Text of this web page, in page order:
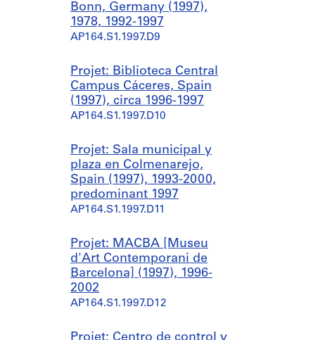
Bonn, Germany (1997),
1978, 1992-1997
AP164.S1.1997.D9
Projet: Biblioteca Central
Campus Cáceres, Spain
(1997), circa 1996-1997
AP164.S1.1997.D10
Projet: Sala municipal y
plaza en Colmenarejo,
Spain (1997), 1993-2000,
predominant 1997
AP164.S1.1997.D11
Projet: MACBA [Museu
d'Art Contemporani de
Barcelona] (1997), 1996-
2002
AP164.S1.1997.D12